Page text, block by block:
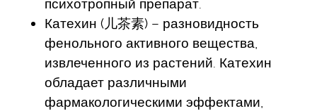
психотропный препарат.
Катехин (儿茶素) – разновидность
фенольного активного вещества,
извлеченного из растений. Катехин
обладает различными
фармакологическими эффектами,